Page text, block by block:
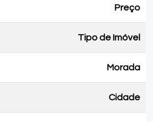
Preço
Tipo de Imóvel
Morada
Cidade